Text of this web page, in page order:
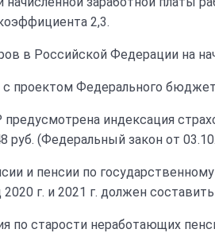
2,3.
в Российской Федерации на
проектом Федерального
индексация
руб. (Федеральный закон от
и пенсии по
г. и 2021 г. должен
по старости неработающих